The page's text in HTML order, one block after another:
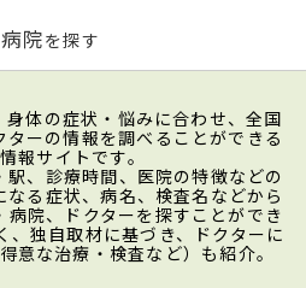
病院を探す
身体の症状・悩みに合わせ、全国
ーの情報を調べることができる
報サイトです。
、診療時間、医院の特徴などの
る症状、病名、検査名などから
院、ドクターを探すことができ
、独自取材に基づき、ドクターに
意な治療・検査など）も紹介。